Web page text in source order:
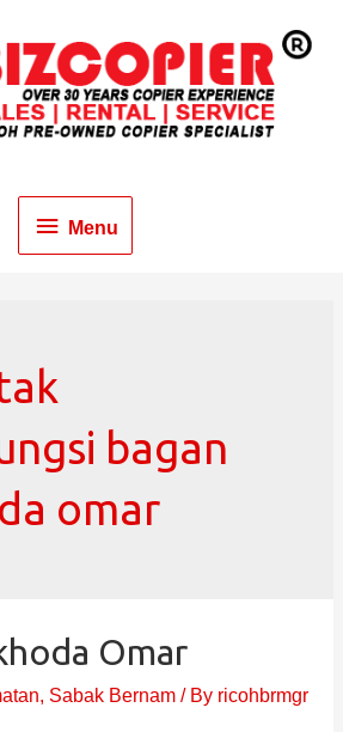
Menu
bagan
omar
Omar
, Sabak Bernam/ By ricohbrmgr